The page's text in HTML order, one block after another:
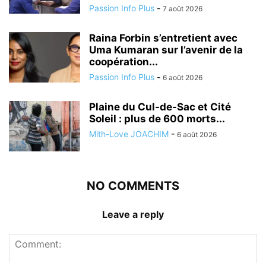
Passion Info Plus - 7 août 2026
Raina Forbin s’entretient avec
Uma Kumaran sur l’avenir de la
coopération...
Passion Info Plus - 6 août 2026
Plaine du Cul-de-Sac et Cité
Soleil : plus de 600 morts...
Mith-Love JOACHIM - 6 août 2026
NO COMMENTS
Leave a reply